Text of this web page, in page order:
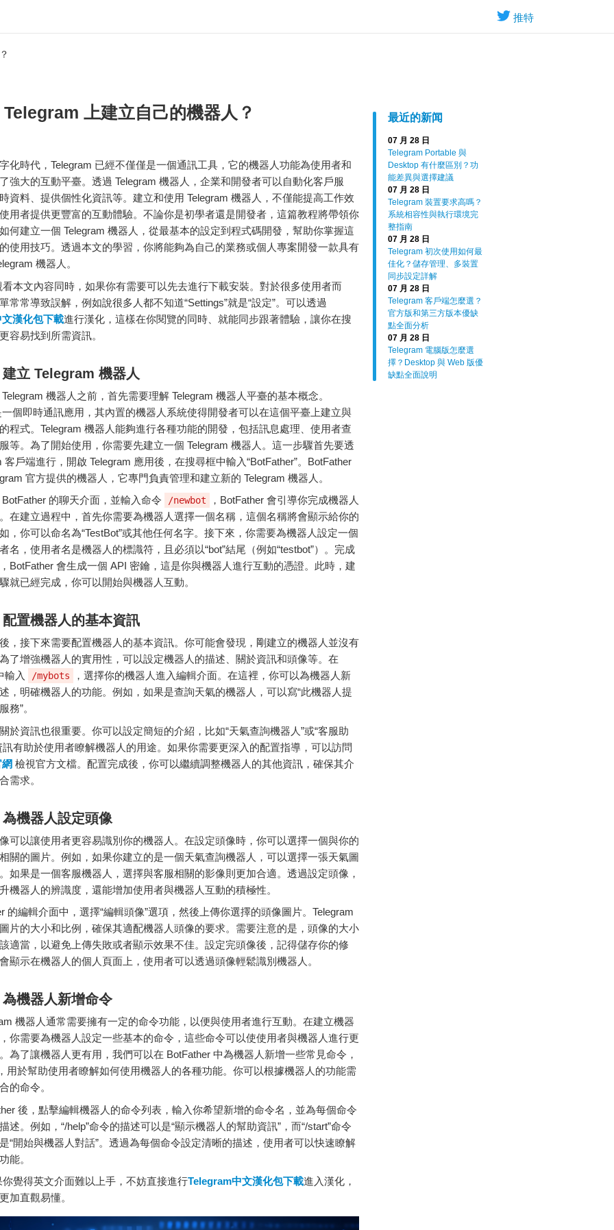
推特
最近的新闻
07 月 28 日
Telegram Portable 與
Desktop 有什麼區別？功
能差異與選擇建議
07 月 28 日
Telegram 裝置要求高嗎？
系統相容性與執行環境完
整指南
07 月 28 日
Telegram 初次使用如何最
佳化？儲存管理、多裝置
同步設定詳解
07 月 28 日
Telegram 客戶端怎麼選？
官方版和第三方版本優缺
點全面分析
07 月 28 日
Telegram 電腦版怎麼選
擇？Desktop 與 Web 版優
缺點全面說明
上建立自己的機器人？
化時代， Telegram 已經不僅僅是一個通訊工具， 它的機器 人功能為使用者和
了強大的互動平臺。 透過 Telegram 機器 人， 企業和開發者可以 自動化客戶服
時資料、 提供個性化資訊等。 建立和使用 Telegram 機器 人， 不僅能提高工作效
使用者提供更豐富的互動體驗。 不論你是初學者還是開發者， 這篇教程將帶領你
如何建立一個 Telegram 機器 人， 從最基本的設定到 程式碼開發， 幫助你掌握這
的使用技巧。 透過本文的學習， 你將能夠為自己的業務或個人專案開發一款具有
機器 人。
內容同時，如果你有需要可以先去進行下載安裝。對於很多使用者而
常常導致誤解，例如說很多人都不知道“Settings”就是“設定”。可以透過
漢化包下載進行漢化，這樣在你閱覽的同時、就能同步跟著體驗，讓你在搜
容易找到所需資訊。
建立 Telegram 機器人
Telegram 機器 人 之前， 首先需要理解 Telegram 機器 人平臺的基本概念。
一個即時通訊應用， 其內置的機器 人 系統使得開發者可以在這個平臺 上建立與
的程式。 Telegram 機器 人能夠進行各種功能的開發， 包括訊息處理、 使用者查
服等。 為了開始使用， 你需要先建立一個 Telegram 機器 人。 這一步驟首先要透
客戶端進行， 開啟 Telegram 應用後， 在搜尋框中輸入“BotFather”。 BotFather
官方提供的機器 人， 它專門負責管理和建立新的 Telegram 機器 人。
BotFather 的聊天介面， 並輸入命令 /newbot ， BotFather 會引導你完成機器 人
在建立過程中， 首先你需要為機器 人選擇一個名稱， 這個名稱將會顯示給你的
， 你可以命名為“TestBot”或其他任何名字。 接下來， 你需要為機器 人設定一個
名， 使用者名是機器 人的標識符， 且 必須以“bot”結尾（例如“testbot”）。 完成
BotFather 會生成一個 API 密鑰， 這是你與機器 人進行互動的憑證。 此時， 建
就已經完成， 你可以開始與機器 人互動。
配置機器人的基本資訊
後， 接下來需要配置機器 人的基本資訊。 你可能會發現， 剛建立的機器 人 並沒有
為了增強機器 人的實用性， 可以設定機器 人的描述、 關於資訊和頭像等。 在
輸入 /mybots ， 選擇你的機器 人進入編輯介面。 在這裡， 你可以為機器 人 新
， 明確機器 人的功能。 例如， 如果是查詢天氣的機器 人， 可以寫“此機器 人提
服務”。
關於資訊也很重要。 你可以設定簡短的介紹， 比如“天氣查詢機器 人”或“客服助
訊有助於使用者瞭解機器 人的用途。 如果你需要更深入 的配置指導， 可以訪問
網 檢視官方文檔。 配置完成後， 你可以繼續調整機器 人的其他資訊， 確保其介
需求。
為機器人設定頭像
像可以讓使用者更容易識別 你的機器 人。 在設定頭像時， 你可以選擇一個與你的
相關的圖片。 例如， 如果你建立的是一個天氣查詢機器 人， 可以選擇一張天氣圖
如果是一個客服機器 人， 選擇與客服相關的影像則 更加合適。 透過設定頭像，
機器 人的辨識度， 還能增加使用者與機器 人互動的積極性。
的編輯介面中， 選擇“編輯頭像”選項， 然後 上傳你選擇的頭像圖片。 Telegram
圖片的大小和比例， 確保其適配機器 人頭像的要求。 需要注意的是， 頭像的大小
適當， 以避免 上傳失敗或者顯示效果不佳。 設定完頭像後， 記得儲存你的修
會顯示在機器 人的個人 頁面上， 使用者可以透過頭像輕鬆識別 機器 人。
為機器人新增命令
機器 人通常需要擁有一定的命令功能， 以便與使用者進行互動。 在建立機器
你需要為機器 人設定一些基本的命令， 這些命令可以使使用者與機器 人進行更
為了讓機器 人更有用， 我們可以在 BotFather 中為機器 人 新增一些常見命令，
用於幫助使用者瞭解如何使用機器 人的各種功能。 你可以根據機器 人的功能需
的命令。
後， 點擊編輯機器 人的命令列表， 輸入你希望新增的命令名， 並為每個命令
描述。 例如，“/help”命令的描述可以是“顯示機器 人的幫助資訊”， 而“/start”命令
是“開始與機器 人對話”。 透過為每個命令設定清晰的描述， 使用者可以快速瞭解
功能。
得英文介面難以上手，不妨直接進行Telegram中文漢化包下載進入漢化，
加直觀易懂。